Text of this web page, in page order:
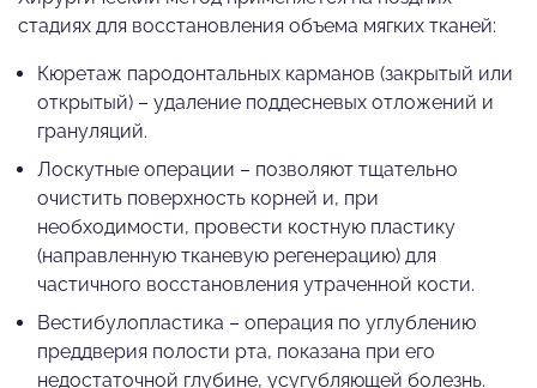
стадиях для восстановления объема мягких тканей:
Кюретаж пародонтальных карманов (закрытый или
открытый) – удаление поддесневых отложений и
грануляций.
Лоскутные операции – позволяют тщательно
очистить поверхность корней и, при
необходимости, провести костную пластику
(направленную тканевую регенерацию) для
частичного восстановления утраченной кости.
Вестибулопластика – операция по углублению
преддверия полости рта, показана при его
недостаточной глубине, усугубляющей болезнь.